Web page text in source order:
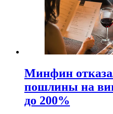
Минфин
пошлины на
до 200%